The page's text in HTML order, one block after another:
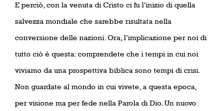
E perciò, con la venuta di Cristo ci fu l’inizio di quella
salvezza mondiale che sarebbe risultata nella
conversione delle nazioni. Ora, l’implicazione per noi di
tutto ciò è questa: comprendete che i tempi in cui noi
viviamo da una prospettiva biblica sono tempi di crisi.
Non guardate al mondo in cui vivete, a questa epoca,
per visione ma per fede nella Parola di Dio. Un nuovo